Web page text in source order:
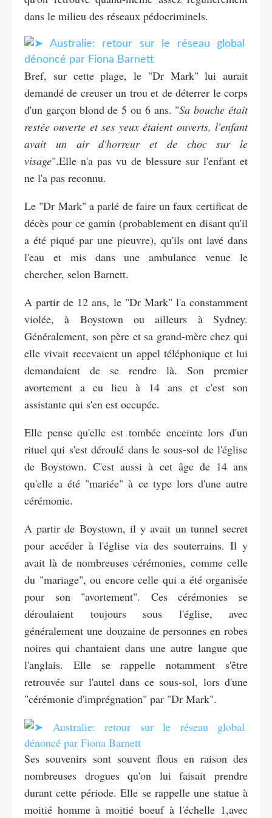
dans le milieu des réseaux pédocriminels.
Bref, sur cette plage, le "Dr Mark" lui aurait
demandé de creuser un trou et de déterrer le corps
d'un garçon blond de 5 ou 6 ans. "Sa bouche était
restée ouverte et ses yeux étaient ouverts, l'enfant
avait un air d'horreur et de choc sur le
visage".Elle n'a pas vu de blessure sur l'enfant et
ne l'a pas reconnu.
Le "Dr Mark" a parlé de faire un faux certificat de
décès pour ce gamin (probablement en disant qu'il
a été piqué par une pieuvre), qu'ils ont lavé dans
l'eau et mis dans une ambulance venue le
chercher, selon Barnett.
A partir de 12 ans, le "Dr Mark" l'a constamment
violée, à Boystown ou ailleurs à Sydney.
Généralement, son père et sa grand-mère chez qui
elle vivait recevaient un appel téléphonique et lui
demandaient de se rendre là. Son premier
avortement a eu lieu à 14 ans et c'est son
assistante qui s'en est occupée.
Elle pense qu'elle est tombée enceinte lors d'un
rituel qui s'est déroulé dans le sous-sol de l'église
de Boystown. C'est aussi à cet âge de 14 ans
qu'elle a été "mariée" à ce type lors d'une autre
cérémonie.
A partir de Boystown, il y avait un tunnel secret
pour accéder à l'église via des souterrains. Il y
avait là de nombreuses cérémonies, comme celle
du "mariage", ou encore celle qui a été organisée
pour son "avortement". Ces cérémonies se
déroulaient toujours sous l'église, avec
généralement une douzaine de personnes en robes
noires qui chantaient dans une autre langue que
l'anglais. Elle se rappelle notamment s'être
retrouvée sur l'autel dans ce sous-sol, lors d'une
"cérémonie d'imprégnation" par "Dr Mark".
Ses souvenirs sont souvent flous en raison des
nombreuses drogues qu'on lui faisait prendre
durant cette période. Elle se rappelle une statue à
moitié homme à moitié boeuf à l'échelle 1,avec